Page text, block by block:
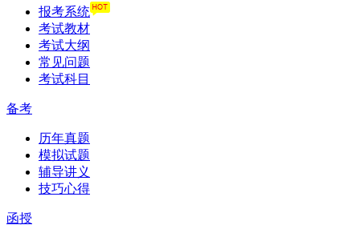
报考系统
考试教材
考试大纲
常见问题
考试科目
备考
历年真题
模拟试题
辅导讲义
技巧心得
函授